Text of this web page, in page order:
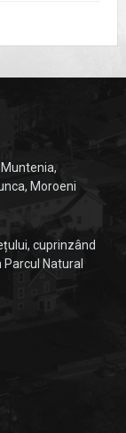
Moroeni
cuprinzând
Natural